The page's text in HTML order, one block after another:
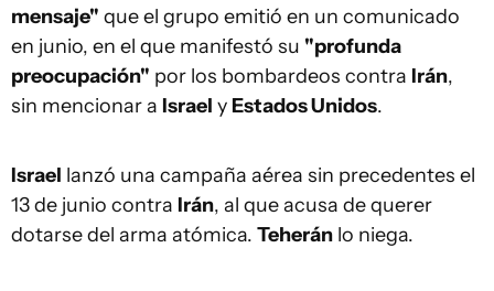
mensaje" que el grupo emitió en un comunicado
en junio, en el que manifestó su "profunda
preocupación" por los bombardeos contra Irán,
sin mencionar a Israel y Estados Unidos.
Israel lanzó una campaña aérea sin precedentes el
13 de junio contra Irán, al que acusa de querer
dotarse del arma atómica. Teherán lo niega.